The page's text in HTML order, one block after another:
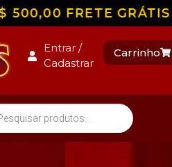
FRETE
Entrar /
Cadastrar
Carrinho